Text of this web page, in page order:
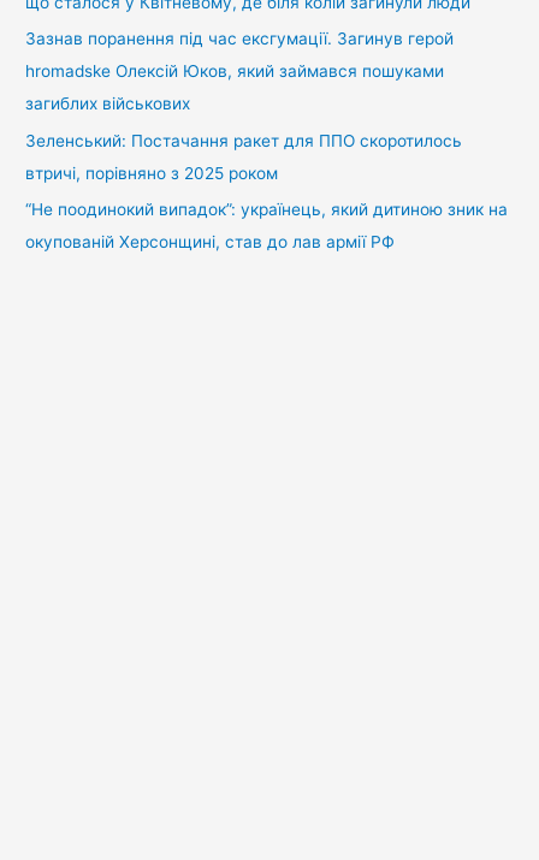
Зазнав поранення під час ексгумації. Загинув герой
hromadske Олексій Юков, який займався пошуками
загиблих військових
Зеленський: Постачання ракет для ППО скоротилось
втричі, порівняно з 2025 роком
“Не поодинокий випадок”: українець, який дитиною зник на
окупованій Херсонщині, став до лав армії РФ